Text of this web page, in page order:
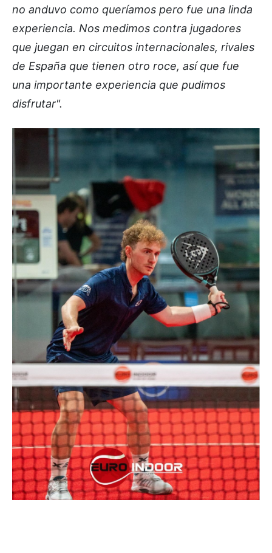
no anduvo como queríamos pero fue una linda
experiencia. Nos medimos contra jugadores
que juegan en circuitos internacionales, rivales
de España que tienen otro roce, así que fue
una importante experiencia que pudimos
disfrutar".